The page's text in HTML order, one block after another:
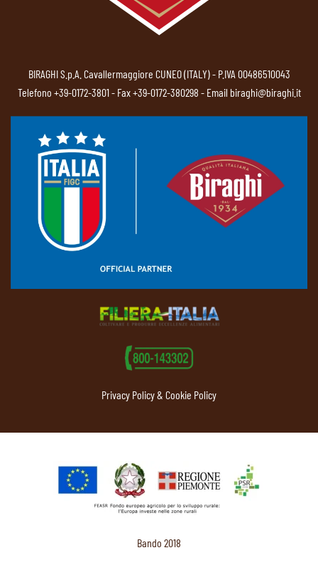
BIRAGHI S.p.A. Cavallermaggiore CUNEO (ITALY) - P.IVA 00486510043
Telefono +39-0172-3801- Fax +39-0172-380298 - Email biraghi@biraghi.it
Privacy Policy & Cookie Policy
Bando 2018